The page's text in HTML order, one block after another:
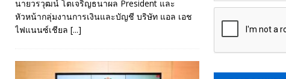
นายวรวุฒน์ โตเจริญธนาผล President และ
หัวหน้ากลุ่มงานการเงินและบัญชี บริษัท แอล เอช
ไฟแนนซ์เชียล [...]